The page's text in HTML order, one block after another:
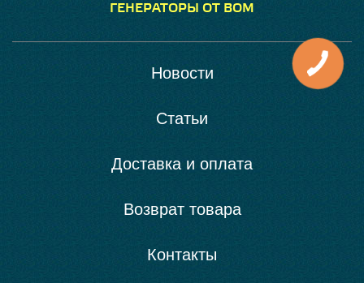
ГЕНЕРАТОРЫ ОТ ВОМ
Новости
Статьи
Доставка и оплата
Возврат товара
Контакты